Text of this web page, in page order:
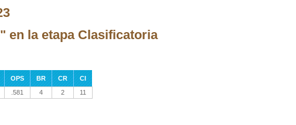
en la etapa Clasificatoria
OPS BR CR
CI
.581 4 2 11